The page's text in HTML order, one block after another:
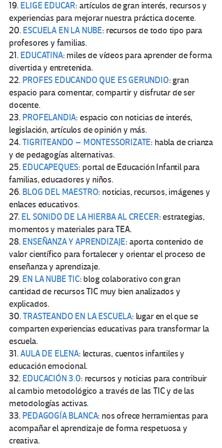
19. ELIGE EDUCAR: artículos de gran interés, recursos y
experiencias para mejorar nuestra práctica docente.
20. ESCUELA EN LA NUBE: recursos de todo tipo para
profesores y familias.
21. EDUCATINA: miles de vídeos para aprender de forma
divertida y entretenida.
22. PROFES EDUCANDO QUE ES GERUNDIO: gran
espacio para comentar, compartir y disfrutar de ser
docente.
23. PROFELANDIA: espacio con noticias de interés,
legislación, artículos de opinión y más.
24.TIGRITEANDO – MONTESSORIZATE: habla de crianza
y de pedagogías alternativas.
25. EDUCAPEQUES: portal de Educación Infantil para
familias, educadores y niños.
26. BLOG DEL MAESTRO: noticias, recursos, imágenes y
enlaces educativos.
27. EL SONIDO DE LA HIERBA AL CRECER: estrategias,
momentos y materiales para TEA.
28. ENSEÑANZA Y APRENDIZAJE: aporta contenido de
valor científico para fortalecer y orientar el proceso de
enseñanza y aprendizaje.
29. EN LA NUBE TIC: blog colaborativo con gran
cantidad de recursos TIC muy bien analizados y
explicados.
30.TRASTEANDO EN LA ESCUELA: lugar en el que se
comparten experiencias educativas para transformar la
escuela.
31.AULA DE ELENA: lecturas, cuentos infantiles y
educación emocional.
32. EDUCACIÓN 3.0: recursos y noticias para contribuir
al cambio metodológico a través de las TIC y de las
metodologías activas.
33. PEDAGOGÍA BLANCA: nos ofrece herramientas para
acompañar el aprendizaje de forma respetuosa y
creativa.